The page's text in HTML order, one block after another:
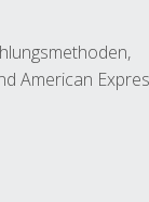
American